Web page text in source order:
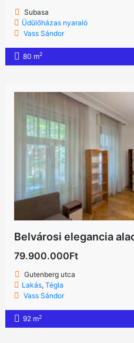
Subasa
Üdülőházas nyaraló
Vass Sándor
80 m2
Belvárosi elegancia
79.900.000Ft
Gutenberg utca
Lakás, Tégla
Vass Sándor
92 m2